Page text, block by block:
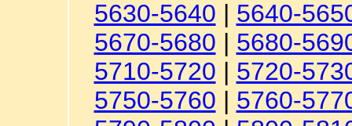
5630-5640 | 5640-
5670-5680 | 5680-
5710-5720 | 5720-
5750-5760 | 5760-